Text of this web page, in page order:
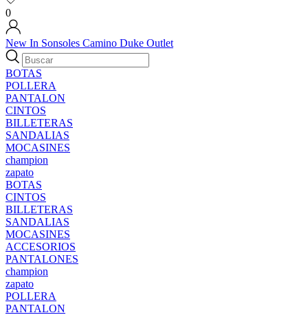
0
New In Sonsoles Camino Duke Outlet
BOTAS
POLLERA
PANTALON
CINTOS
BILLETERAS
SANDALIAS
MOCASINES
champion
zapato
BOTAS
CINTOS
BILLETERAS
SANDALIAS
MOCASINES
ACCESORIOS
PANTALONES
champion
zapato
POLLERA
PANTALON